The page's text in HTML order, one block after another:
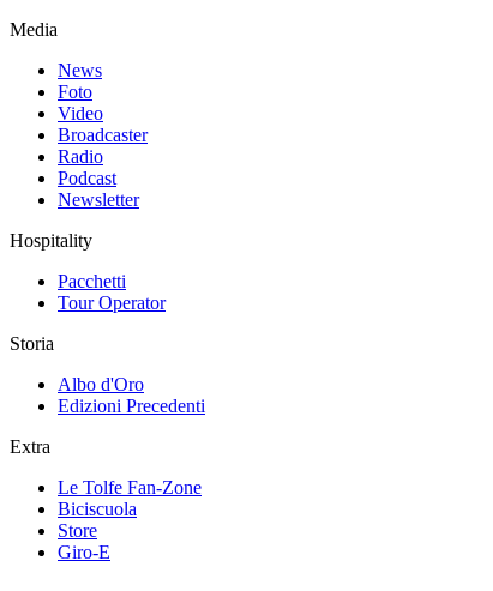
Media
News
Foto
Video
Broadcaster
Radio
Podcast
Newsletter
Hospitality
Pacchetti
Tour Operator
Storia
Albo d'Oro
Edizioni Precedenti
Extra
Le Tolfe Fan-Zone
Biciscuola
Store
Giro-E